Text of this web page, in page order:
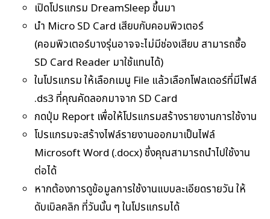
เปิดโปรแกรม DreamSleep ขึ้นมา
นำ Micro SD Card เสียบกับคอมพิวเตอร์
(คอมพิวเตอร์บางรุ่นอาจจะไม่มีช่องเสียบ สามารถซื้อ
SD Card Reader มาใช้แทนได้)
ในโปรแกรม ให้เลือกเมนู File แล้วเลือกโฟลเดอร์ที่มีไฟล์
.ds3 ที่คุณคัดลอกมาจาก SD Card
กดปุ่ม Report เพื่อให้โปรแกรมสร้างรายงานการใช้งาน
โปรแกรมจะสร้างไฟล์รายงานออกมาเป็นไฟล์
Microsoft Word (.docx) ซึ่งคุณสามารถนำไปใช้งาน
ต่อได้
หากต้องการดูข้อมูลการใช้งานแบบละเอียดรายวัน ให้
ดับเบิลคลิก ที่วันนั้น ๆ ในโปรแกรมได้